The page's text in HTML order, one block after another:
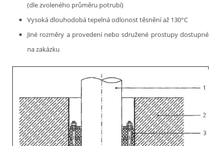
(dle zvoleného průměru potrubí)
Vysoká dlouhodobá tepelná odlonost těsnění až 130°C
Jiné rozměry a provedení nebo sdružené prostupy dostupné
na zakázku